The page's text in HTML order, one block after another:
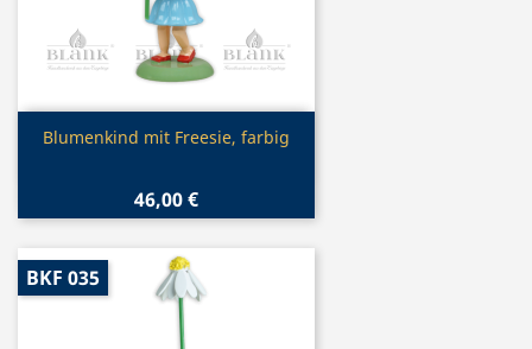
Vorschau
Blumenkind mit Freesie, farbig
46,00 €
BKF 035